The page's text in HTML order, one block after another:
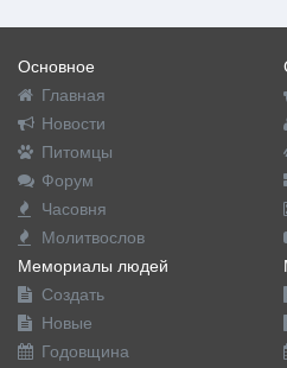
Основное
Главная
Новости
Питомцы
Форум
Часовня
Молитвослов
Мемориалы людей
Создать
Новые
Годовщина